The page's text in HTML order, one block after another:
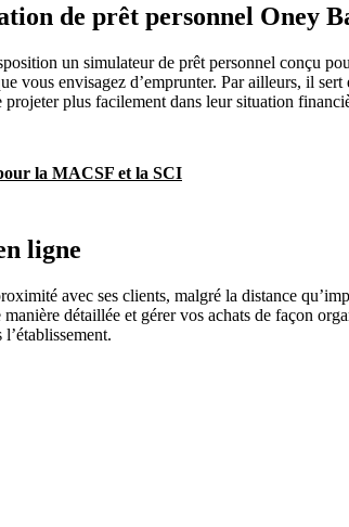
de prêt personnel Oney
un simulateur de prêt personnel conçu
vous envisagez d’emprunter. Par ailleurs, il
plus facilement dans leur situation
la MACSF et la SCI
ligne
avec ses clients, malgré la distance
détaillée et gérer vos achats de façon